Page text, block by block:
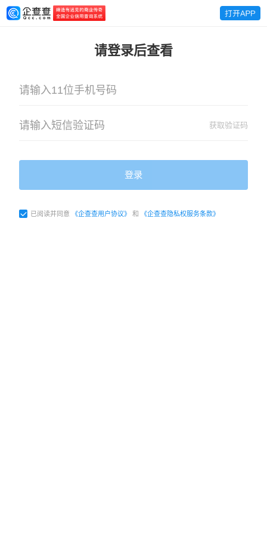
请登录后查看
获取验证码
登录
已阅读并同意 《企查查用户协议》 和 《企查查隐私权服务条款》